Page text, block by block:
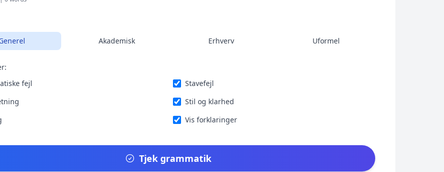
Akademisk Erhverv Uformel
fejl
Stavefejl
Stil og klarhed
Vis forklaringer
Tjek grammatik